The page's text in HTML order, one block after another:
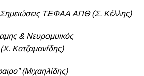
Σημειώσεις ΤΕΦΑΑ ΑΠΘ (Σ. Κέλλης)
& Νευρομυικός
Κοτζαμανίδης)
(Μιχαηλίδης)